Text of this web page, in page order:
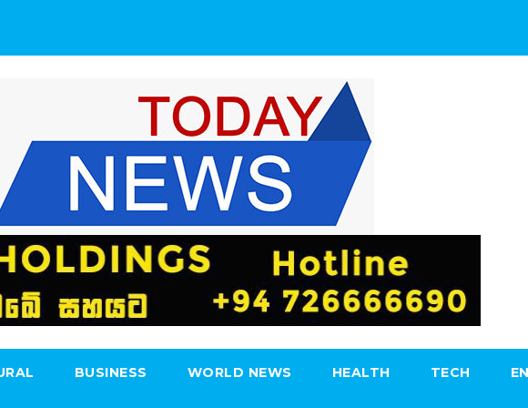
BUSINESS WORLD NEWS HEALTH TECH